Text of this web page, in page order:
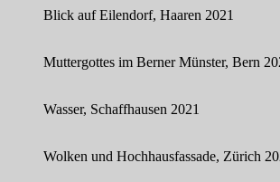
Blick auf Eilendorf, Haaren 2021
Muttergottes im Berner Münster, Bern
Wasser, Schaffhausen 2021
Wolken und Hochhausfassade, Zürich